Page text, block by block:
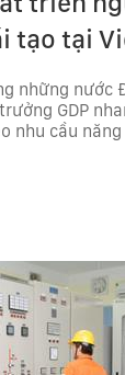
tạo tại
những nước
GDP
nhu cầu năng
ngành năng